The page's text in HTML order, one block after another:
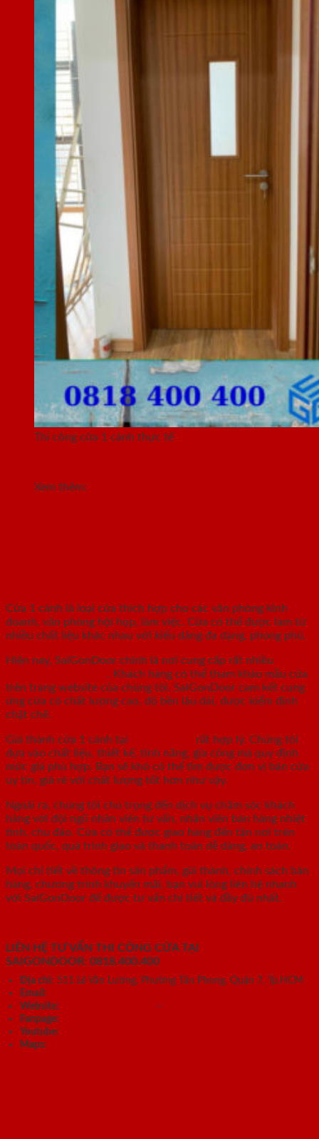
Thi công cửa 1 cánh thực tế
Xem thêm:
Cửa 1 cánh là loại cửa thích hợp cho các văn phòng kinh
doanh, văn phòng hội họp, làm việc. Cửa có thể được làm từ
nhiều chất liệu khác nhau với kiểu dáng đa dạng, phong phú.
Hiện nay, SaiGonDoor chính là nơi cung cấp rất nhiều
. Khách hàng có thể tham khảo mẫu cửa
trên trang website của chúng tôi. SaiGonDoor cam kết cung
ứng cửa có chất lượng cao, độ bền lâu dài, được kiểm định
chặt chẽ.
Giá thành cửa 1 cánh tại
rất hợp lý. Chúng tôi
dựa vào chất liệu, thiết kế, tính năng, gia công mà quy định
mức giá phù hợp. Bạn sẽ khó có thể tìm được đơn vị bán cửa
uy tín, giá rẻ với chất lượng tốt hơn như vậy.
Ngoài ra, chúng tôi chú trọng đến dịch vụ chăm sóc khách
hàng với đội ngũ nhân viên tư vấn, nhân viên bán hàng nhiệt
tình, chu đáo. Cửa có thể được giao hàng đến tận nơi trên
toàn quốc, quá trình giao và thanh toán dễ dàng, an toàn.
Mọi chi tiết về thông tin sản phẩm, giá thành, chính sách bán
hàng, chương trình khuyến mãi, bạn vui lòng liên hệ nhanh
với SaiGonDoor để được tư vấn chi tiết và đầy đủ nhất.
LIÊN HỆ TƯ VẤN THI CÔNG CỬA TẠI
SAIGONDOOR: 0818.400.400
Địa chỉ: 511 Lê Văn Lương, Phường Tân Phong, Quận 7, Tp.HCM
Email:
Website:
–
Fanpage:
Youtube:
Maps: